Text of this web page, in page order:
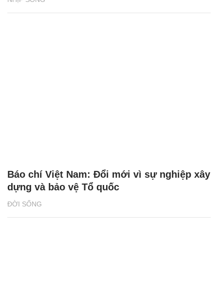
ĐỜI SỐNG
Báo chí Việt Nam: Đổi mới vì sự nghiệp xây
dựng và bảo vệ Tổ quốc